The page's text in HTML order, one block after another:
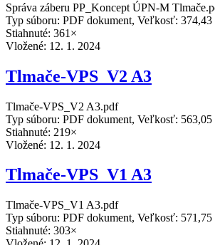
Správa záberu PP_Koncept ÚPN-M
Typ súboru: PDF dokument, Veľkosť: 374,43
Stiahnuté: 361×
Vložené: 12. 1. 2024
Tlmače-VPS_V2 A3
Tlmače-VPS_V2 A3.pdf
Typ súboru: PDF dokument, Veľkosť: 563,05
Stiahnuté: 219×
Vložené: 12. 1. 2024
Tlmače-VPS_V1 A3
Tlmače-VPS_V1 A3.pdf
Typ súboru: PDF dokument, Veľkosť: 571,75
Stiahnuté: 303×